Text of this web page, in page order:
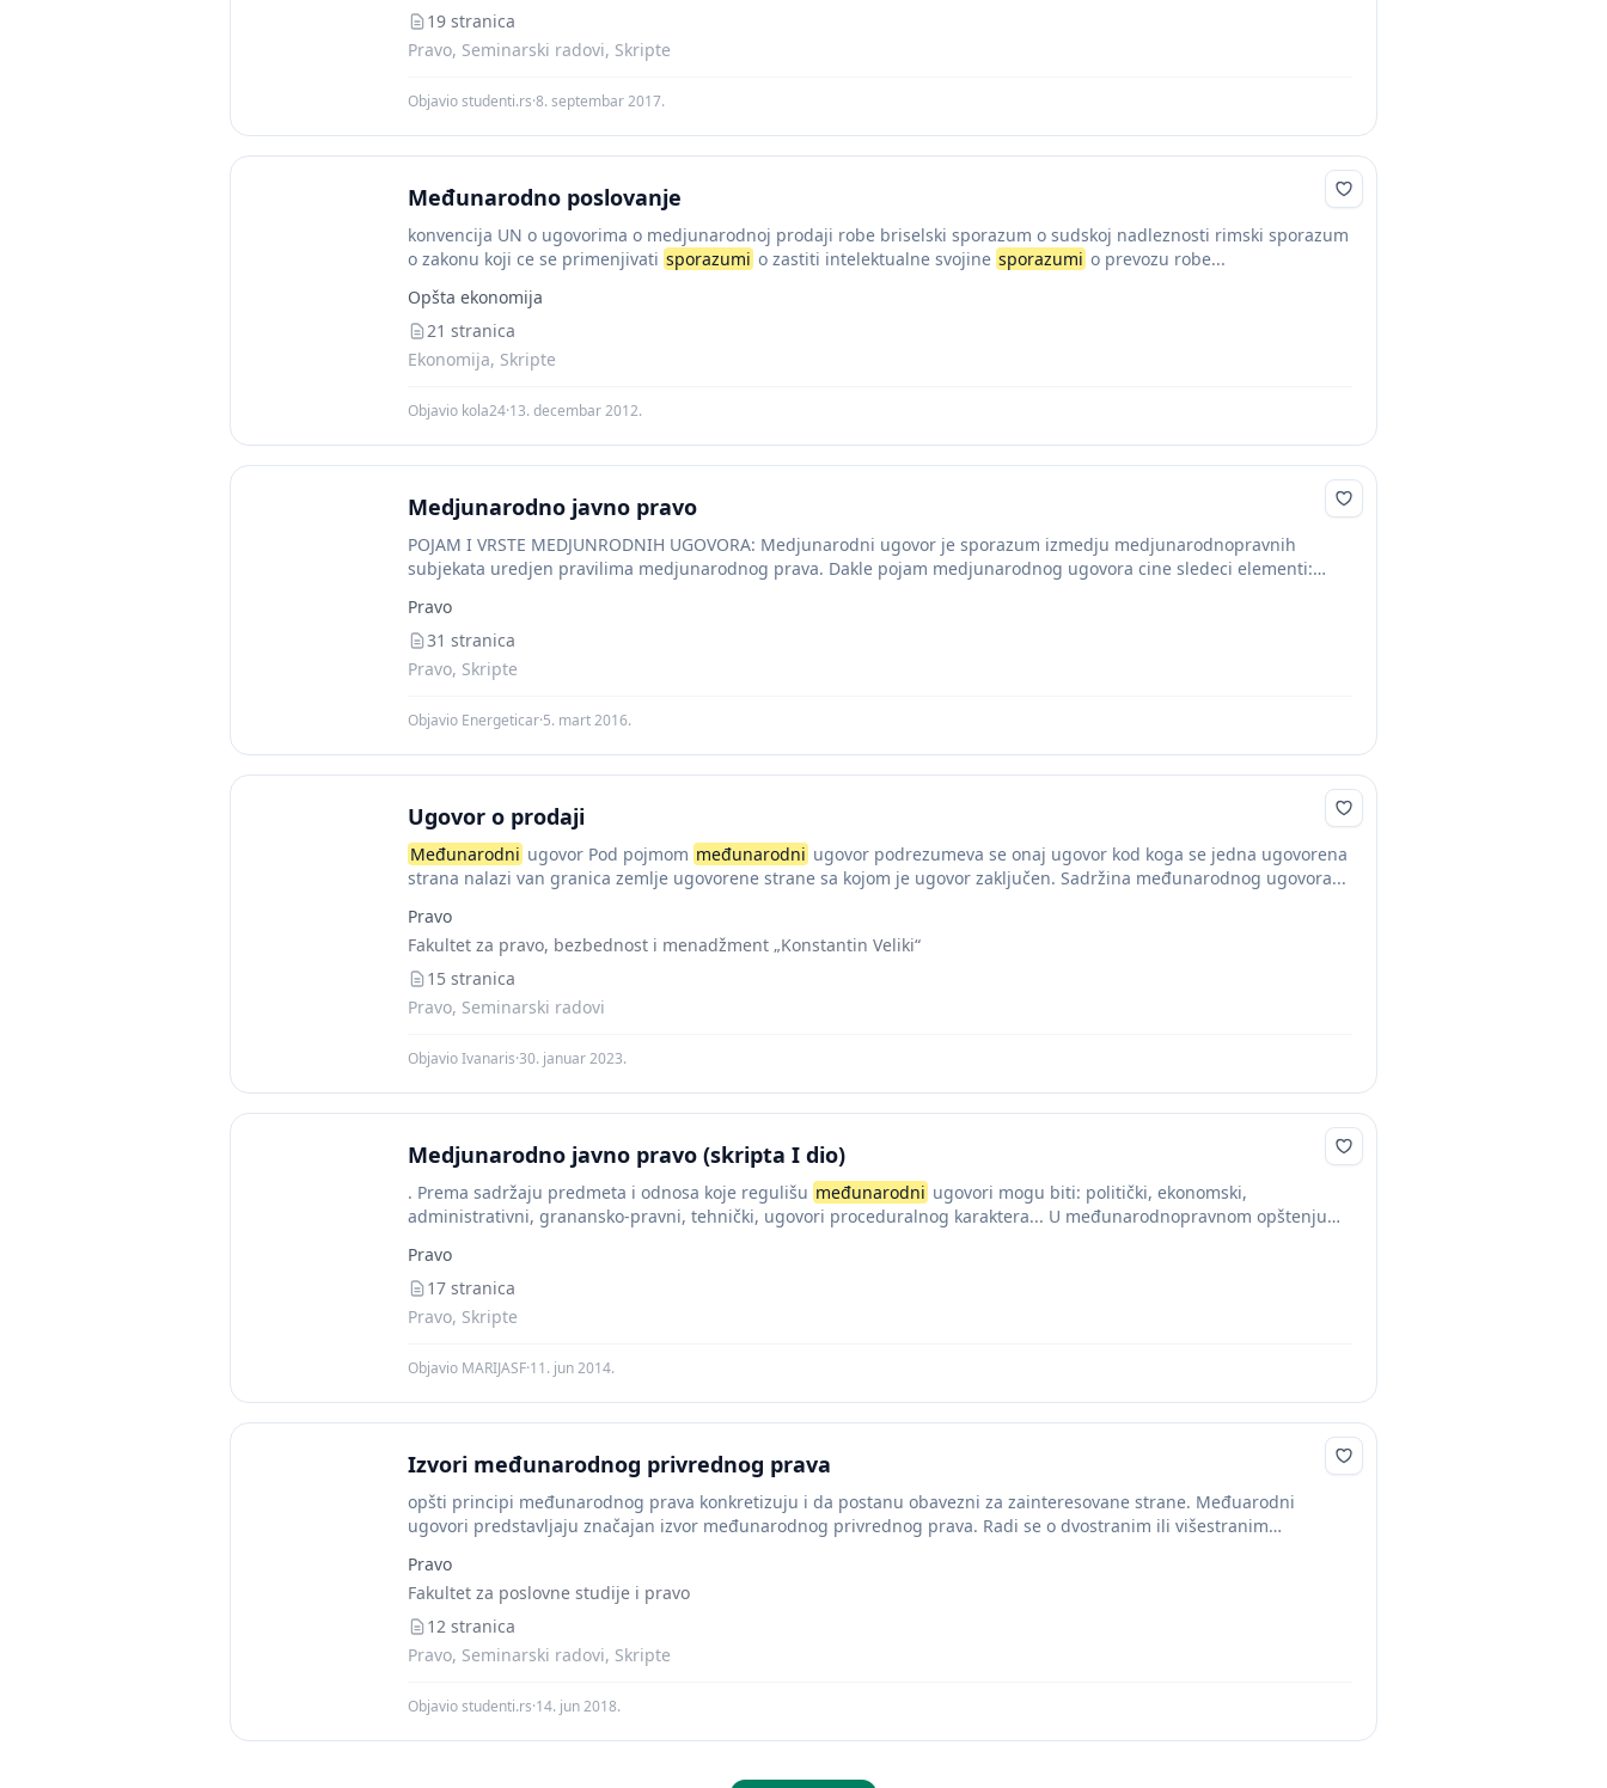
19 stranica
Pravo, Seminarski radovi, Skripte
Objavio studenti.rs·8. septembar 2017.
Međunarodno poslovanje
konvencija UN o ugovorima o medjunarodnoj prodaji robe briselski sporazum o sudskoj nadleznosti rimski sporazum
o zakonu koji ce se primenjivati sporazumi o zastiti intelektualne svojine sporazumi o prevozu robe...
Opšta ekonomija
21 stranica
Ekonomija, Skripte
Objavio kola24·13. decembar 2012.
Medjunarodno javno pravo
POJAM I VRSTE MEDJUNRODNIH UGOVORA: Medjunarodni ugovor je sporazum izmedju medjunarodnopravnih
subjekata uredjen pravilima medjunarodnog prava. Dakle pojam medjunarodnog ugovora cine sledeci elementi:
Pravo
31 stranica
Pravo, Skripte
Objavio Energeticar·5. mart 2016.
Ugovor o prodaji
Međunarodni ugovor Pod pojmom međunarodni ugovor podrezumeva se onaj ugovor kod koga se jedna ugovorena
strana nalazi van granica zemlje ugovorene strane sa kojom je ugovor zaključen. Sadržina međunarodnog ugovora...
Pravo
Fakultet za pravo, bezbednost i menadžment „Konstantin Veliki“
15 stranica
Pravo, Seminarski radovi
Objavio Ivanaris·30. januar 2023.
Medjunarodno javno pravo (skripta I dio)
. Prema sadržaju predmeta i odnosa koje regulišu međunarodni ugovori mogu biti: politički, ekonomski,
administrativni, granansko-pravni, tehnički, ugovori proceduralnog karaktera... U međunarodnopravnom opštenju
Pravo
17 stranica
Pravo, Skripte
Objavio MARIJASF·11. jun 2014.
Izvori međunarodnog privrednog prava
opšti principi međunarodnog prava konkretizuju i da postanu obavezni za zainteresovane strane. Međuarodni
ugovori predstavljaju značajan izvor međunarodnog privrednog prava. Radi se o dvostranim ili višestranim
Pravo
Fakultet za poslovne studije i pravo
12 stranica
Pravo, Seminarski radovi, Skripte
Objavio studenti.rs·14. jun 2018.